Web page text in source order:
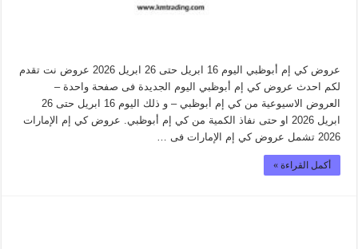
عروض كي إم أبوظبي اليوم 16 ابريل حتى 26 ابريل 2026 عروض نت تقدم
لكم احدث عروض كي إم أبوظبي اليوم الجديدة فى صفحة واحدة –
العروض الاسيوعية من كي إم أبوظبي – و ذلك اليوم 16 ابريل حتى 26
ابريل 2026 او حتى نفاذ الكمية من كي إم أبوظبي. عروض كي إم الإمارات
2026 تشمل عروض كي إم الإمارات فى …
أكمل القراءة »